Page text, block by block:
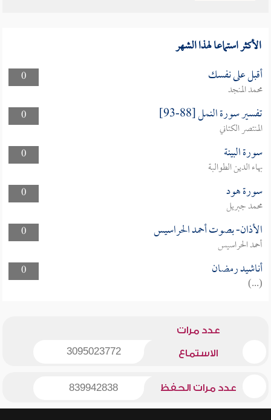
الأكثر استماعا لهذا الشهر
0 أقبل على نفسك
محمد المنجد
0
تفسير سورة النمل [88-93]
المنتصر الكتاني
0
سورة البينة
بهاء الدين الطوالبة
0
سورة هود
محمد جبريل
0
الأذان- بصوت أحمد الحراسيس
أحمد الحراسيس
0
أناشيد رمضان
(...)
عدد مرات
الاستماع 3095023772
عدد مرات الحفظ 839942838